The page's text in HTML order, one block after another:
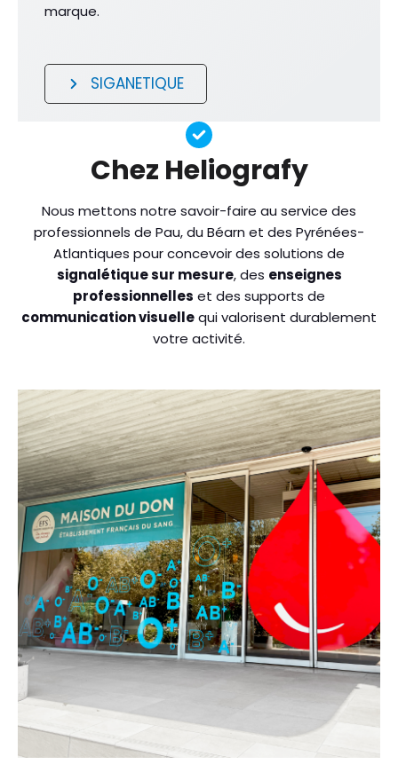
marque.
SIGANETIQUE
Chez Heliografy
Nous mettons notre savoir-faire au service des
professionnels de Pau, du Béarn et des Pyrénées-
Atlantiques pour concevoir des solutions de
signalétique sur mesure, des enseignes
professionnelles et des supports de
communication visuellequi valorisent durablement
votre activité.